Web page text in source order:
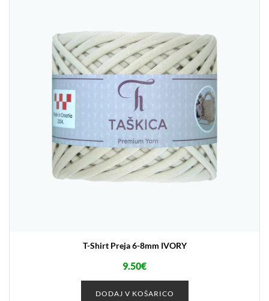
T-Shirt Preja 6-8mm IVORY
9.50€
DODAJ V KOŠARICO